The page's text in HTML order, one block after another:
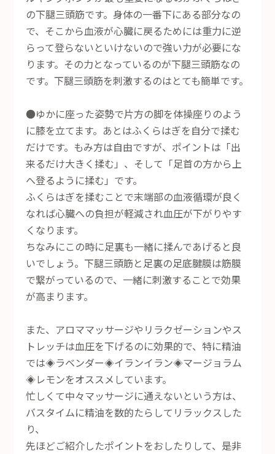
の下腿三頭筋です。身体の一番下にある部分なの
で、そこから血液が心臓に戻るためには重力に逆
らって登らないといけないので強い力が必要にな
ります。その力となっているのが下腿三頭筋なの
です。下腿三頭筋を刺激するのはとても簡単です。
●ゆかに座った姿勢で片方の脚を体操座りのよう
に膝を立てます。あとはふくらはぎを自分で揉む
だけです。もみ方は自由ですが、ポイントは「出
来るだけ大きく揉む」、そして「足首の方から上
へ登るように揉む」です。
ふくらはぎを揉むことで末端部の血液循環が良く
なれば心臓への負担が軽減され血圧が下がりやす
くなります。
ちなみにこの時に足裏も一緒に揉んであげると良
いでしょう。下腿三頭筋と足裏の足底腱膜は筋膜
で繋がっているので、一緒に刺激することで効果
が高まります。
また、アロママッサージやリラクゼーションやス
トレッチは血圧を下げるのに効果的で、特に精油
では◈ラベンダー◈イランイラン◈マージョラム
◈レモンをオススメしています。
忙しくて中々マッサージに通えないという方は、
バスタイムに精油を数的たらしてリラックスした
り、
先ほどご紹介したポイントをおしたりして、是非